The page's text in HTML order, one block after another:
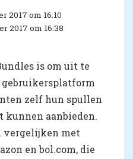
2017 om 16:10
2017 om 16:38
is om uit te
gebruikersplatform
zelf hun spullen
kunnen aanbieden.
met
en bol.com, die